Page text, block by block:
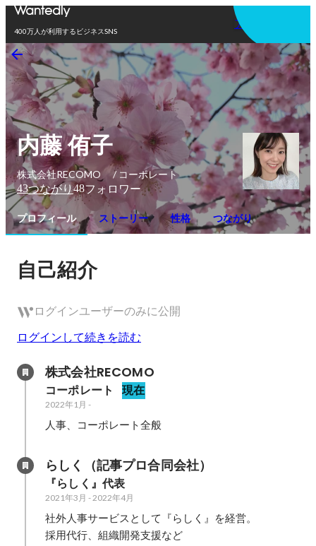
400万人が利用するビジネスSNS
アプリを使う
内藤 侑子
株式会社RECOMO / コーポレート
43つながり48フォロワー
プロフィール ストーリー 性格 つながり
自己紹介
ログインユーザーのみに公開
ログインして続きを読む
株式会社RECOMO
コーポレート 現在
2022年1月 -
人事、コーポレート全般
らしく（記事プロ合同会社）
『らしく』代表
2021年3月 -2022年4月
社外人事サービスとして『らしく』を経営。
採用代行、組織開発支援など